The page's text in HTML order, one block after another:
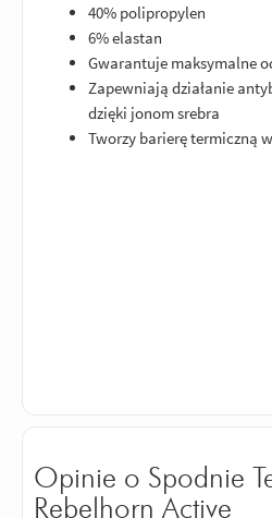
40% polipropylen
6% elastan
Gwarantuje maksymalne
Zapewniają działanie
dzięki jonom srebra
Tworzy barierę termiczną
Opinie o Spodnie
Rebelhorn Active